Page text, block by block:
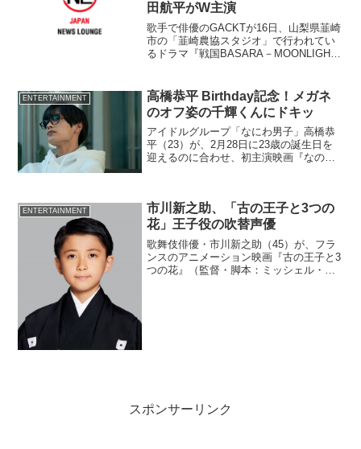
田航平がW主演
歌手で俳優のGACKTが16日、山梨県韮崎
市の「韮崎農協スタジオ」で行われてい
るドラマ『戦国BASARA－MOONLIGHT
（21）、武田航平（26）らとともに...
ENTERTAINMENT
高橋恭平 Birthday記念！メガネ
のオフ姿の千輝くんにドキッ
アイドルグループ「なにわ男子」高橋恭
平（23）が、2月28日に23歳の誕生日を
迎えるのに合わせ、初主演映画『なの
は3月3日（金）より...
ENTERTAINMENT
市川新之助、「古の王子と3つの
花」王子役の吹替声優
歌舞伎俳優・市川新之助（45）が、フラ
ンスのアニメーション映画『古の王子と3
つの花』（監督・脚本：ミッシェル・オ
スポンサーリンク